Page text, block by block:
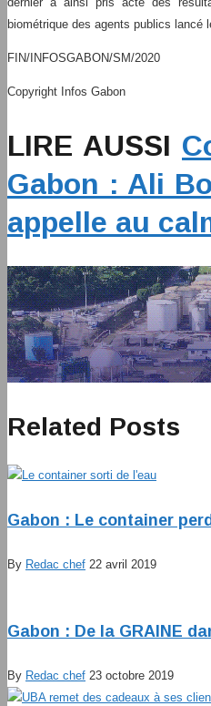
biométrique des agents publics lancé
FIN/INFOSGABON/SM/2020
Copyright Infos Gabon
LIRE AUSSI
Gabon : Ali
appelle au
Related Posts
Gabon : Le container
By Redac chef 22 avril 2019
Gabon : De la GRAINE
By Redac chef 23 octobre 2019